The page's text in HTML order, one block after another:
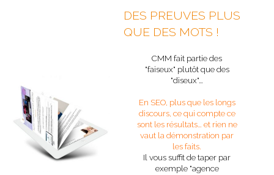
DES PREUVES PLUS
QUE DES MOTS !
CMM fait partie des
"faiseux" plutôt que des
"diseux"…
En SEO, plus que les longs
discours, ce qui compte ce
sont les résultats… et rien ne
vaut la démonstration par
les faits.
Il vous suffit de taper par
exemple "agence